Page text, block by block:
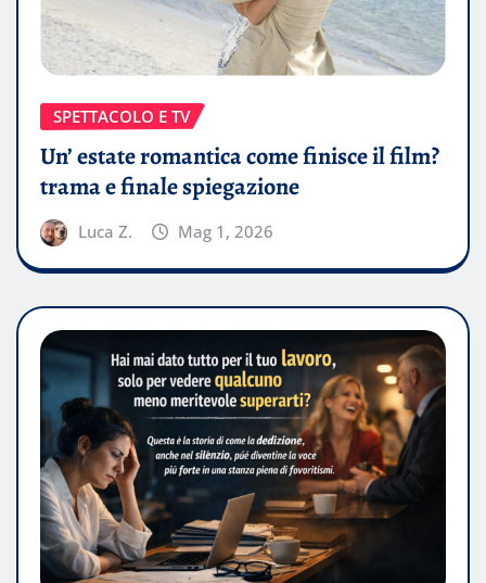
SPETTACOLO E TV
Un’ estate romantica come finisce il film?
trama e finale spiegazione
Luca Z. Mag 1, 2026